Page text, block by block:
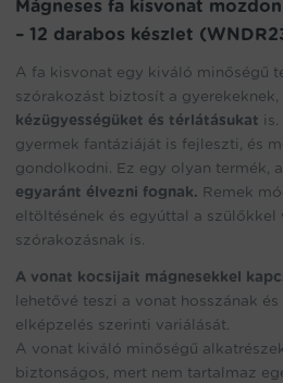
this
product
Mágneses fa kisvonat
– 12 darabos készlet
A fa kisvonat egy kiváló minőségű
szórakozást biztosít a
kézügyességüket és térlátásukat
gyermek fantáziáját is fejleszti, és
gondolkodni. Ez egy olyan termék,
egyaránt élvezni fognak. Remek
eltöltésének és egyúttal a
szórakozásnak is.
A vonat kocsijait mágnesekkel
lehetővé teszi a vonat hosszának
elképzelés szerinti variálását.
A vonat kiváló minőségű
biztonságos, mert nem tartalmaz